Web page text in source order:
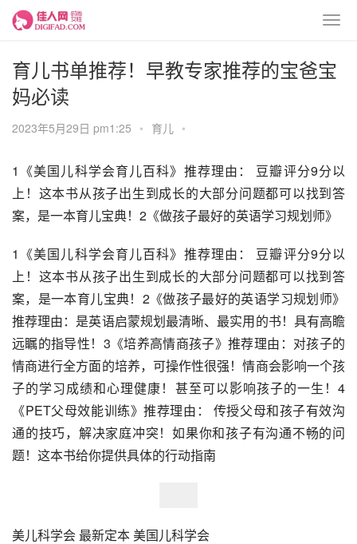
育儿书单推荐！早教专家推荐的宝爸宝
妈必读
2023年5月29日 pm1:25 • 育儿 •
1《美国儿科学会育儿百科》推荐理由： 豆瓣评分9分以
上！这本书从孩子出生到成长的大部分问题都可以找到答
案，是一本育儿宝典！2《做孩子最好的英语学习规划师》
1《美国儿科学会育儿百科》推荐理由： 豆瓣评分9分以
上！这本书从孩子出生到成长的大部分问题都可以找到答
案，是一本育儿宝典！2《做孩子最好的英语学习规划师》
推荐理由：是英语启蒙规划最清晰、最实用的书！具有高瞻
远瞩的指导性！3《培养高情商孩子》推荐理由：对孩子的
情商进行全方面的培养，可操作性很强！情商会影响一个孩
子的学习成绩和心理健康！甚至可以影响孩子的一生！4
《PET父母效能训练》推荐理由： 传授父母和孩子有效沟
通的技巧，解决家庭冲突！如果你和孩子有沟通不畅的问
题！这本书给你提供具体的行动指南
美儿科学会 最新定本 美国儿科学会